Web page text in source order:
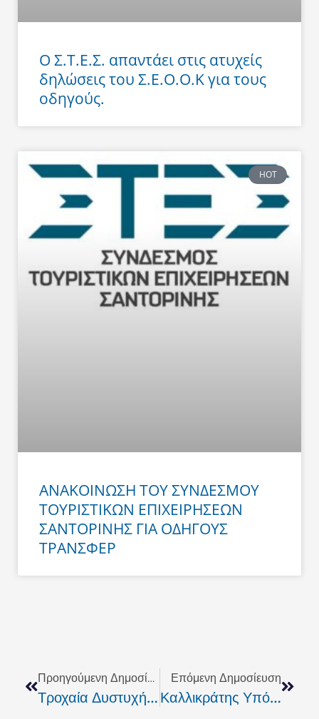
Ο Σ.Τ.Ε.Σ. απαντάει στις ατυχείς
δηλώσεις του Σ.Ε.Ο.Ο.Κ για τους
οδηγούς.
HOT
ΑΝΑΚΟΙΝΩΣΗ ΤΟΥ ΣΥΝΔΕΣΜΟΥ
ΤΟΥΡΙΣΤΙΚΩΝ ΕΠΙΧΕΙΡΗΣΕΩΝ
ΣΑΝΤΟΡΙΝΗΣ ΓΙΑ ΟΔΗΓΟΥΣ
ΤΡΑΝΣΦΕΡ
Προηγούμενη Δημοσίευση
Τροχαία Δυστυχήματα Χωρίς Τέλος
Επόμενη Δημοσίευση
Καλλικράτης Υπό Προϋποθέσεις